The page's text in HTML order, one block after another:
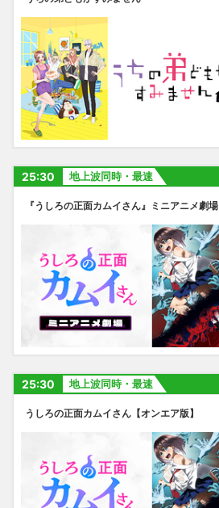
25:30 地上波同時・最速
『うしろの正面カムイさん』ミニアニメ劇場
25:30 地上波同時・最速
うしろの正面カムイさん【オンエア版】